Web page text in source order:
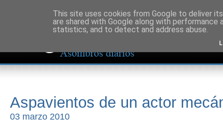
Aspavientos de un actor
03 marzo 2010
This site uses cookies from Google to deliver
are shared with Google along with
statistics, and to detect and address abuse.